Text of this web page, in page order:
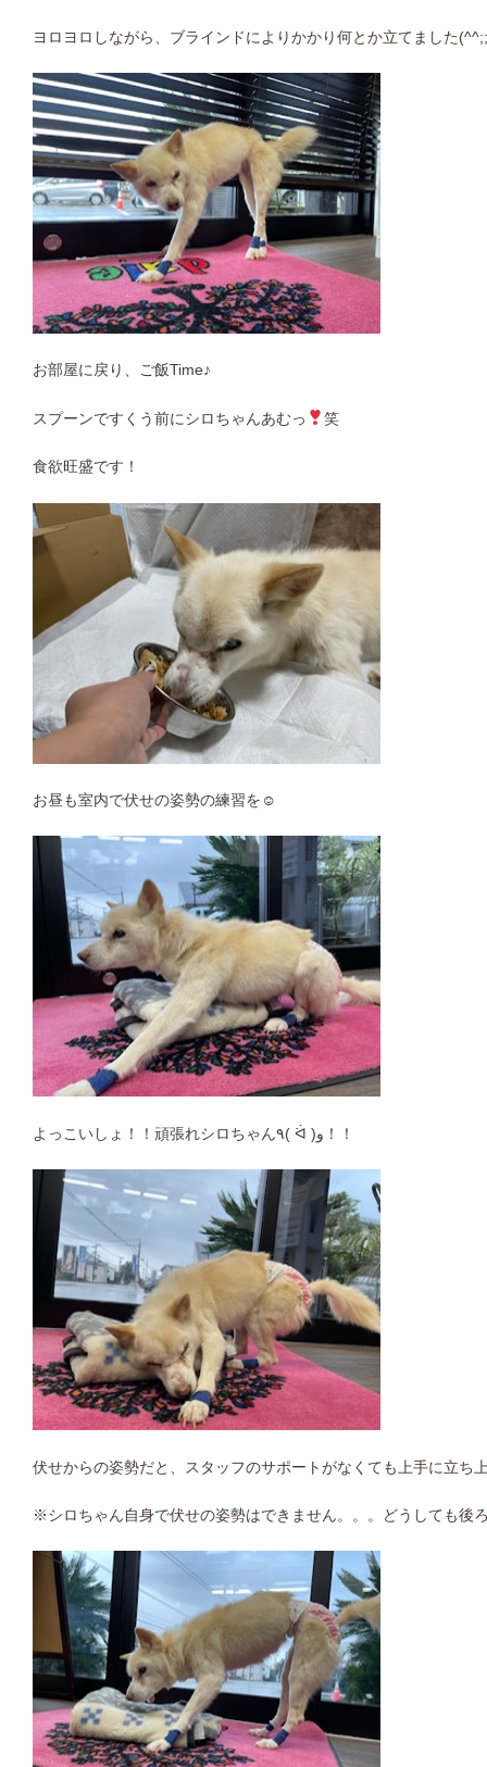
ヨロヨロしながら、ブラインドによりかかり何とか立てました(^^;;
お部屋に戻り、ご飯Time♪
スプーンですくう前にシロちゃんあむっ 笑
食欲旺盛です！
お昼も室内で伏せの姿勢の練習を☺︎
よっこいしょ！！頑張れシロちゃん٩( ᐛ )و！！
伏せからの姿勢だと、スタッフのサポートがなくても上手に立ち
※シロちゃん自身で伏せの姿勢はできません。。。どうしても後